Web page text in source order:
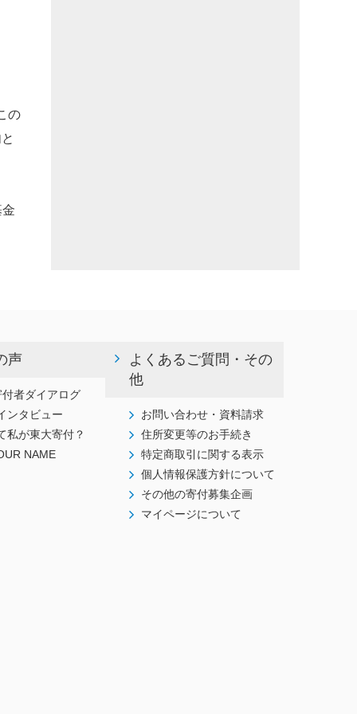
の
声
者ダイアログ
ンタビュー
私が東大寄付？
NAME
よくあるご質問・その
他
お問い合わせ・資料請求
住所変更等のお手続き
特定商取引に関する表示
個人情報保護方針について
その他の寄付募集企画
マイページについて